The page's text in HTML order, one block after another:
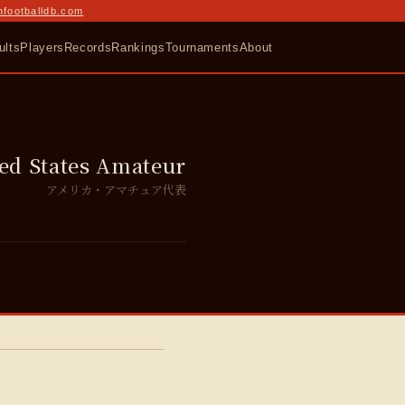
Players RecordsRankingsTournamentsAbout
States Amateur
アメリカ・アマチュア代表